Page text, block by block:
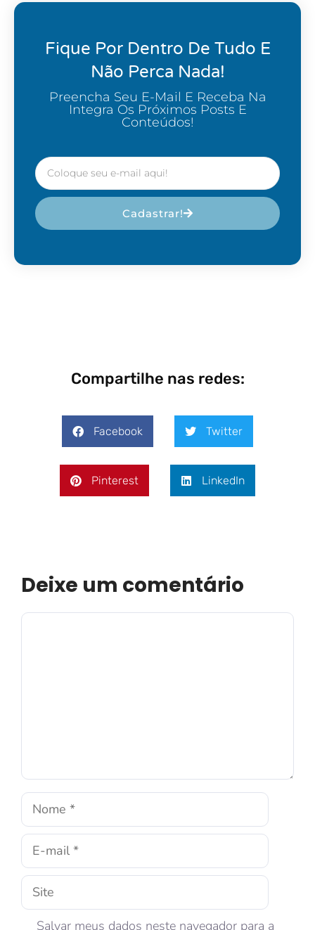
Fique Por Dentro De Tudo E
Não Perca Nada!
Preencha Seu E-Mail E Receba Na
Integra Os Próximos Posts E
Conteúdos!
Cadastrar!
Compartilhe nas redes:
Facebook Twitter
Pinterest LinkedIn
Deixe um comentário
Salvar meus dados neste navegador para a